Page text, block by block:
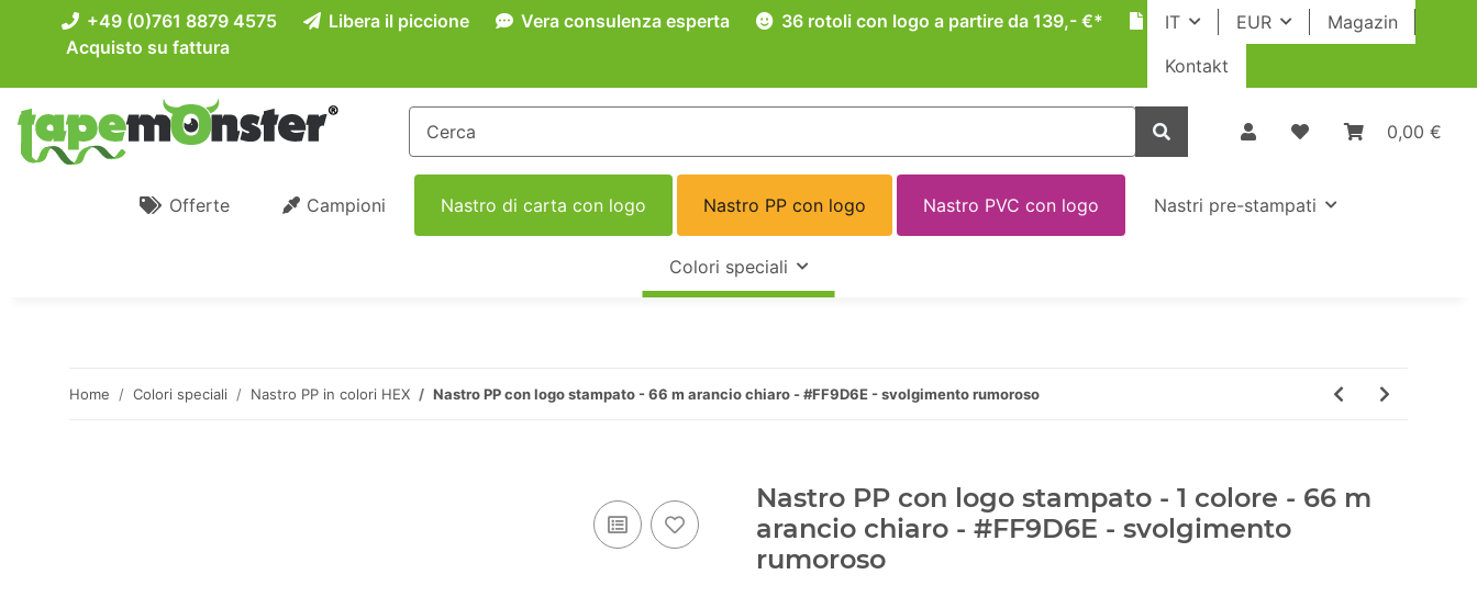
IT EUR
Magazin
Kontakt
+49 (0)761 8879 4575 Libera il piccione Vera consulenza esperta
36 rotoli con logo a partire da 139,- €*
Acquisto su fattura
0,00 €
Offerte Campioni Nastro di carta con logo Nastro PP con logo Nastro PVC con logo Nastri pre-stampati
Colori speciali
Home Colori speciali Nastro PP in colori HEX Nastro PP con logo stampato - 66 m arancio chiaro - #FF9D6E - svolgimento rumoroso
Nastro PP con logo stampato - 1 colore - 66 m
arancio chiaro - #FF9D6E - svolgimento
rumoroso